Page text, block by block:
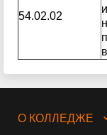
54.02.02
О КОЛЛЕДЖЕ